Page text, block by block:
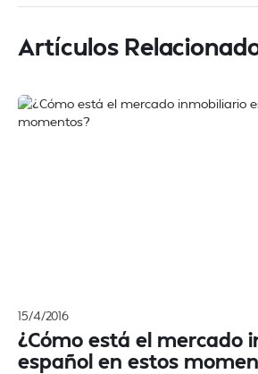
Artículos
15/4/2016
¿Cómo está el mercado
español en estos